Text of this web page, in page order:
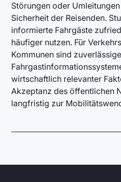
Störungen oder
Sicherheit der Reisenden.
informierte Fahrgäste
häufiger nutzen. Für
Kommunen sind zuverlässige
wirtschaftlich relevanter
Akzeptanz des öffentlichen
langfristig zur